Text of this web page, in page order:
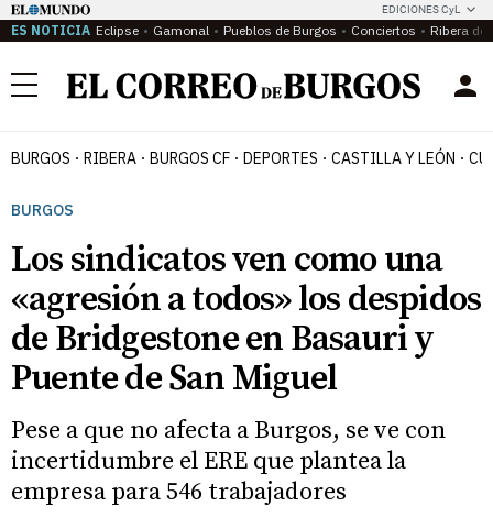
EDICIONES CyL
ES NOTICIA Eclipse Gamonal Pueblos de Burgos Conciertos Ribera del
Menú
BURGOS RIBERA BURGOS CF DEPORTES CASTILLA Y LEÓN
BURGOS
Los sindicatos ven como una
«agresión a todos» los despidos
de Bridgestone en Basauri y
Puente de San Miguel
Pese a que no afecta a Burgos, se ve con
incertidumbre el ERE que plantea la
empresa para 546 trabajadores